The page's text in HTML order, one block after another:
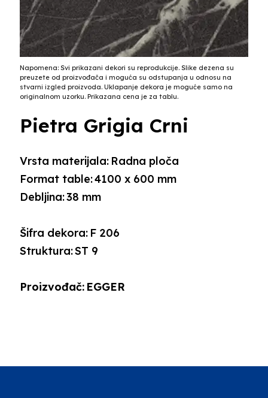
Napomena: Svi prikazani dekori su reprodukcije. Slike dezena su
preuzete od proizvođača i moguća su odstupanja u odnosu na
stvarni izgled proizvoda. Uklapanje dekora je moguće samo na
originalnom uzorku. Prikazana cena je za tablu.
Pietra Grigia Crni
Debljina:38 mm
Format table:4100 x 600 mm
Šifra dekora: F 206
Struktura:ST 9
Vrsta materijala: Radna ploča
Proizvođač: EGGER